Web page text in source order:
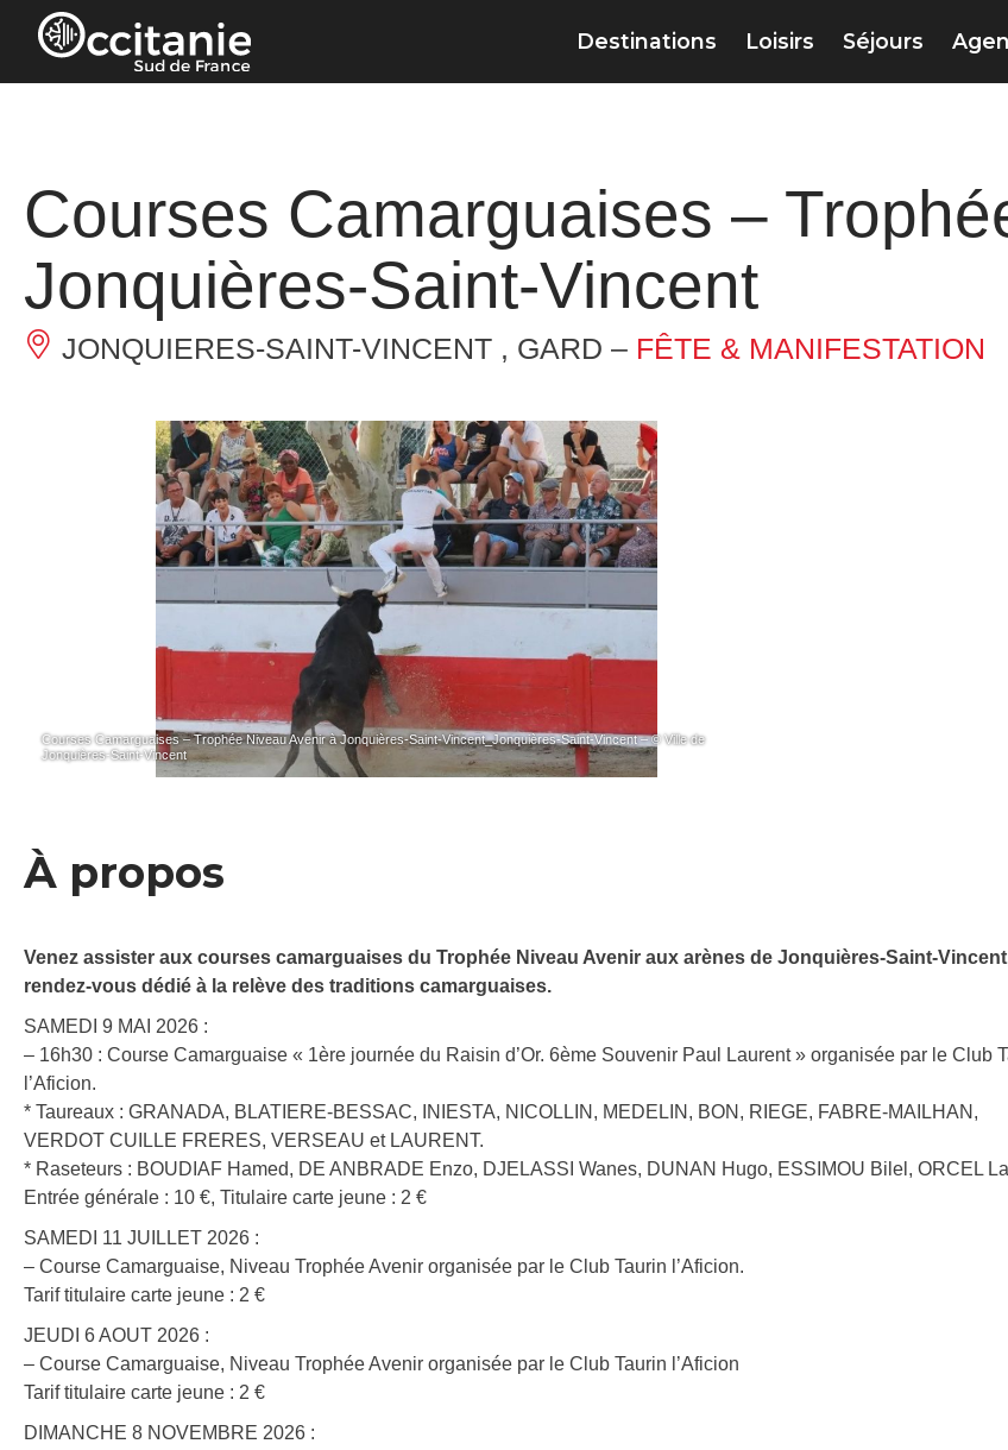
Panneau de gestion des cookies
Destinations Loisirs Séjours
Courses Camarguaises –
Jonquières-Saint-Vincent
JONQUIERES-SAINT-VINCENT , GARD – FÊTE & MANIFESTATION
Courses Camarguaises – Trophée Niveau Avenir à Jonquières-Saint-Vincent_Jonquières-Saint-Vincent – © Ville de
Jonquières-Saint-Vincent
À propos
Venez assister aux courses camarguaises du Trophée Niveau Avenir aux arènes de Jonquières-Saint-
rendez-vous dédié à la relève des traditions camarguaises.
SAMEDI 9 MAI 2026 :
– 16h30 : Course Camarguaise « 1ère journée du Raisin d’Or. 6ème Souvenir Paul Laurent » organisée par le Club
l’Aficion.
* Taureaux : GRANADA, BLATIERE-BESSAC, INIESTA, NICOLLIN, MEDELIN, BON, RIEGE, FABRE-MAILHAN,
VERDOT CUILLE FRERES, VERSEAU et LAURENT.
* Raseteurs : BOUDIAF Hamed, DE ANBRADE Enzo, DJELASSI Wanes, DUNAN Hugo, ESSIMOU Bilel, ORCEL
Entrée générale : 10 €, Titulaire carte jeune : 2 €
SAMEDI 11 JUILLET 2026 :
– Course Camarguaise, Niveau Trophée Avenir organisée par le Club Taurin l’Aficion.
Tarif titulaire carte jeune : 2 €
JEUDI 6 AOUT 2026 :
– Course Camarguaise, Niveau Trophée Avenir organisée par le Club Taurin l’Aficion
Tarif titulaire carte jeune : 2 €
DIMANCHE 8 NOVEMBRE 2026 :